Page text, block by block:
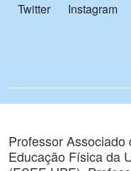
Twitter
Instagram
Professor
Educação Física da